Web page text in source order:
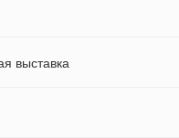
выставка